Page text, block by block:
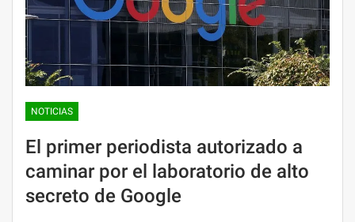
NOTICIAS
El primer periodista autorizado a
caminar por el laboratorio de alto
secreto de Google